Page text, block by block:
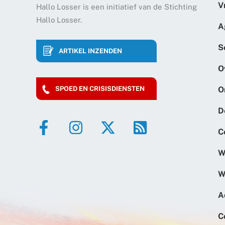
Hallo Losser is een initiatief van de Stichting
Hallo Losser.
ARTIKEL INZENDEN
SPOED EN CRISISDIENSTEN